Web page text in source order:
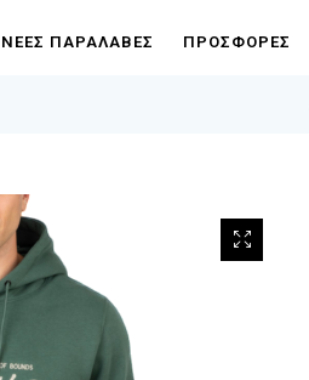
ΝΈΕΣ ΠΑΡΑΛΑΒΈΣ ΠΡΟΣΦΟΡΈΣ